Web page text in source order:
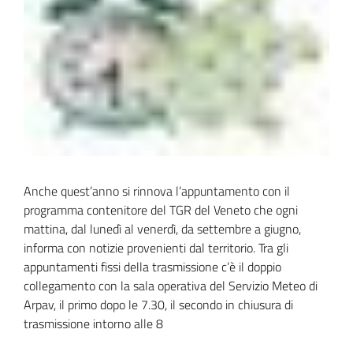
Anche quest’anno si rinnova l’appuntamento con il
programma contenitore del TGR del Veneto che ogni
mattina, dal lunedì al venerdì, da settembre a giugno,
informa con notizie provenienti dal territorio. Tra gli
appuntamenti fissi della trasmissione c’è il doppio
collegamento con la sala operativa del Servizio Meteo di
Arpav, il primo dopo le 7.30, il secondo in chiusura di
trasmissione intorno alle 8